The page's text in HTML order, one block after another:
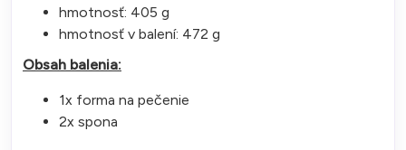
hmotnosť: 405 g
hmotnosť v balení: 472 g
Obsah balenia:
1x forma na pečenie
2x spona